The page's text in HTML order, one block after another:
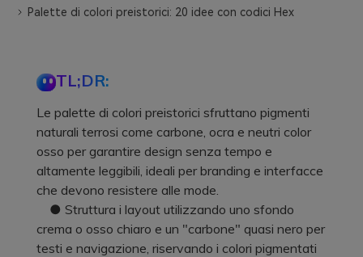
Palette di colori preistorici: 20 idee con codici Hex
TL;DR:
Le palette di colori preistorici sfruttano pigmenti
naturali terrosi come carbone, ocra e neutri color
osso per garantire design senza tempo e
altamente leggibili, ideali per branding e interfacce
che devono resistere alle mode.
● Struttura i layout utilizzando uno sfondo
crema o osso chiaro e un "carbone" quasi nero per
testi e navigazione, riservando i colori pigmentati